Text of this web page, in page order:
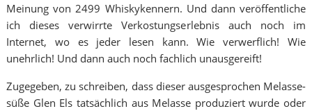
Meinung von 2499 Whiskykennern. Und dann veröffentliche
ich dieses verwirrte Verkostungserlebnis auch noch im
Internet, wo es jeder lesen kann. Wie verwerflich! Wie
unehrlich! Und dann auch noch fachlich unausgereift!
Zugegeben, zu schreiben, dass dieser ausgesprochen Melasse-
süße Glen Els tatsächlich aus Melasse produziert wurde oder